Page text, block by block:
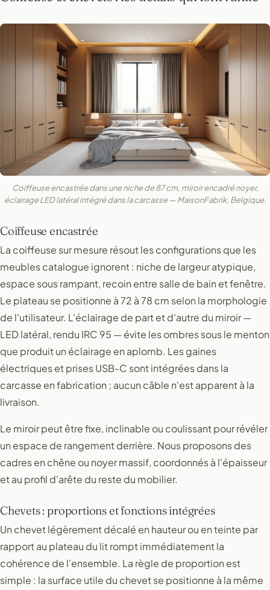
Coiffeuse encastrée dans une niche de 87 cm, miroir encadré noyer,
éclairage LED latéral intégré dans la carcasse — MaisonFabrik, Belgique.
Coiffeuse encastrée
La coiffeuse sur mesure résout les configurations que les
meubles catalogue ignorent : niche de largeur atypique,
espace sous rampant, recoin entre salle de bain et fenêtre.
Le plateau se positionne à 72 à 78 cm selon la morphologie
de l'utilisateur. L'éclairage de part et d'autre du miroir —
LED latéral, rendu IRC 95 — évite les ombres sous le menton
que produit un éclairage en aplomb. Les gaines
électriques et prises USB-C sont intégrées dans la
carcasse en fabrication ; aucun câble n'est apparent à la
livraison.
Le miroir peut être fixe, inclinable ou coulissant pour révéler
un espace de rangement derrière. Nous proposons des
cadres en chêne ou noyer massif, coordonnés à l'épaisseur
et au profil d'arête du reste du mobilier.
Chevets : proportions et fonctions intégrées
Un chevet légèrement décalé en hauteur ou en teinte par
rapport au plateau du lit rompt immédiatement la
cohérence de l'ensemble. La règle de proportion est
simple : la surface utile du chevet se positionne à la même